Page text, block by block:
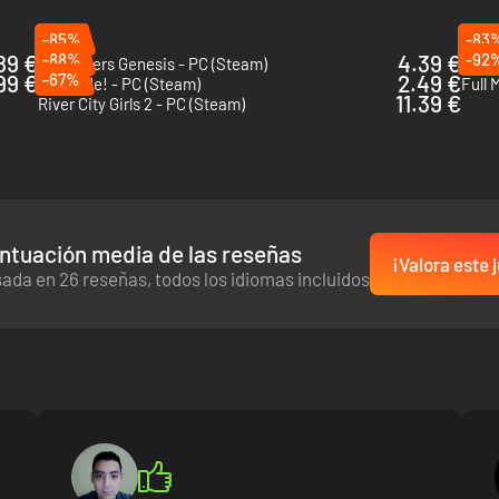
gemelas para acabar silenciosamente con sus enemigos. Sus
en el aire con movimientos fluidos y empuña su bastón para
con un amigo. Atacad juntos al enemigo, planead vuestros
€
-85%
Darksiders Genesis - PC (Steam)
4.39 €
-
€
-88%
En Garde! - PC (Steam)
2.49 €
-
Full
-67%
River City Girls 2 - PC (Steam)
11.39 €
media de las reseñas
en 26 reseñas, todos los idiomas incluidos
¡Valora este